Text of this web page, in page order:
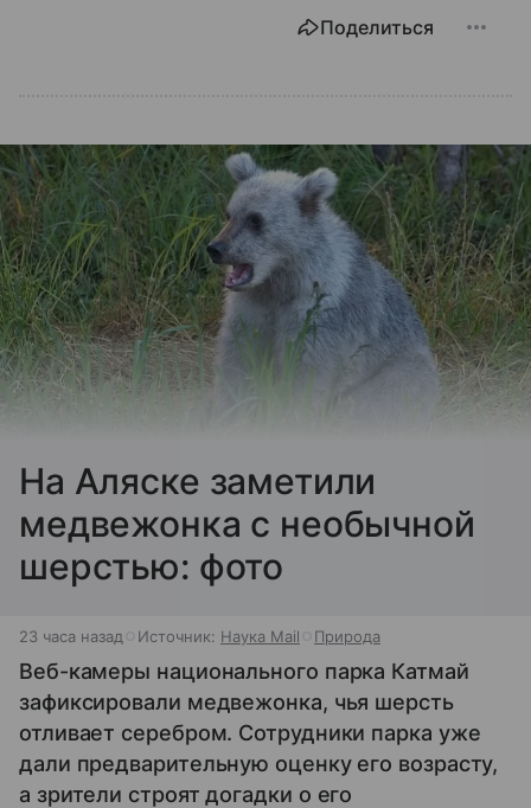
Поделиться
На Аляске заметили
медвежонка с необычной
шерстью: фото
23 часа назад Источник: Наука Mail Природа
Веб-камеры национального парка Катмай
зафиксировали медвежонка, чья шерсть
отливает серебром. Сотрудники парка уже
дали предварительную оценку его возрасту,
а зрители строят догадки о его